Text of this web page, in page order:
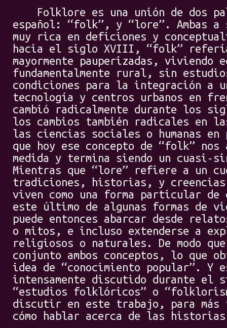
Folklore es una unión de dos
español: “folk”, y “lore”. Ambas
muy rica en deficiones y
hacia el siglo XVIII, “folk” refería
mayormente pauperizadas, viviendo
fundamentalmente rural, sin
condiciones para la integración a un
tecnología y centros urbanos en
cambió radicalmente durante los
los cambios también radicales en
las ciencias sociales o humanas
que hoy ese concepto de “folk”
medida y termina siendo un cuasi-
Mientras que “lore” refiere a un
tradiciones, historias, y
viven como una forma particular
este último de algunas formas de
puede entonces abarcar desde
o mitos, e incluso extenderse a
religiosos o naturales. De modo
conjunto ambos conceptos, lo que
idea de “conocimiento popular”. Y
intensamente discutido durante el
“estudios folklóricos” o
discutir en este trabajo, para más
cómo hablar acerca de las